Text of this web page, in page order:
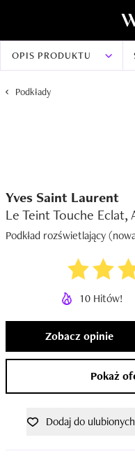
OPIS PRODUKTU
Podkłady
Yves Saint Laurent
Le Teint Touche Eclat,
Podkład rozświetlający
10 Hitów!
Zobacz opinie
Pokaż
Dodaj do ulubionych